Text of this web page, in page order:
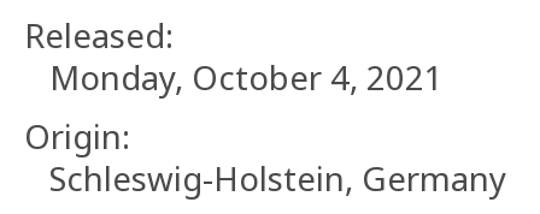
Released:
Monday, October 4, 2021
Origin:
Schleswig-Holstein, Germany